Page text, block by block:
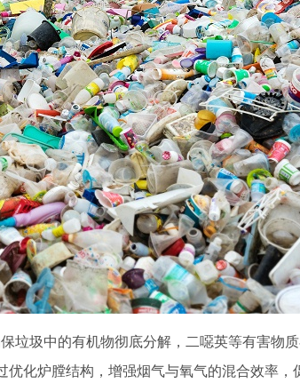
垃圾中的有机物彻底分解，二噁英等有害物
化炉膛结构，增强烟气与氧气的混合效率，